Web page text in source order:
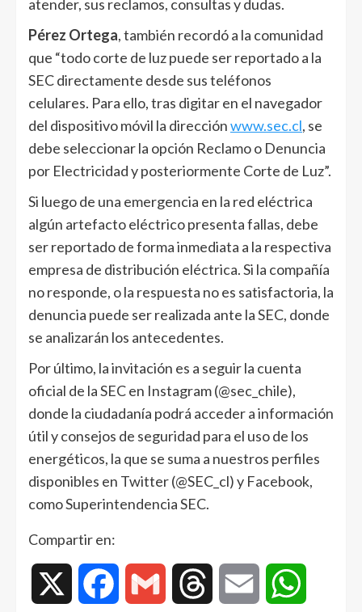
atender, sus reclamos, consultas y dudas.
Pérez Ortega, también recordó a la comunidad
que “todo corte de luz puede ser reportado a la
SEC directamente desde sus teléfonos
celulares. Para ello, tras digitar en el navegador
del dispositivo móvil la direcciónwww.sec.cl, se
debe seleccionar la opción Reclamo o Denuncia
por Electricidad y posteriormente Corte de Luz”.
Si luego de una emergencia en la red eléctrica
algún artefacto eléctrico presenta fallas, debe
ser reportado de forma inmediata a la respectiva
empresa de distribución eléctrica. Si la compañía
no responde, o la respuesta no es satisfactoria, la
denuncia puede ser realizada ante la SEC, donde
se analizarán los antecedentes.
Por último, la invitación es a seguir la cuenta
oficial de la SEC en Instagram (@sec_chile),
donde la ciudadanía podrá acceder a información
útil y consejos de seguridad para el uso de los
energéticos, la que se suma a nuestros perfiles
disponibles en Twitter (@SEC_cl) y Facebook,
como Superintendencia SEC.
Compartir en:
Facebook Gmail Threads Email